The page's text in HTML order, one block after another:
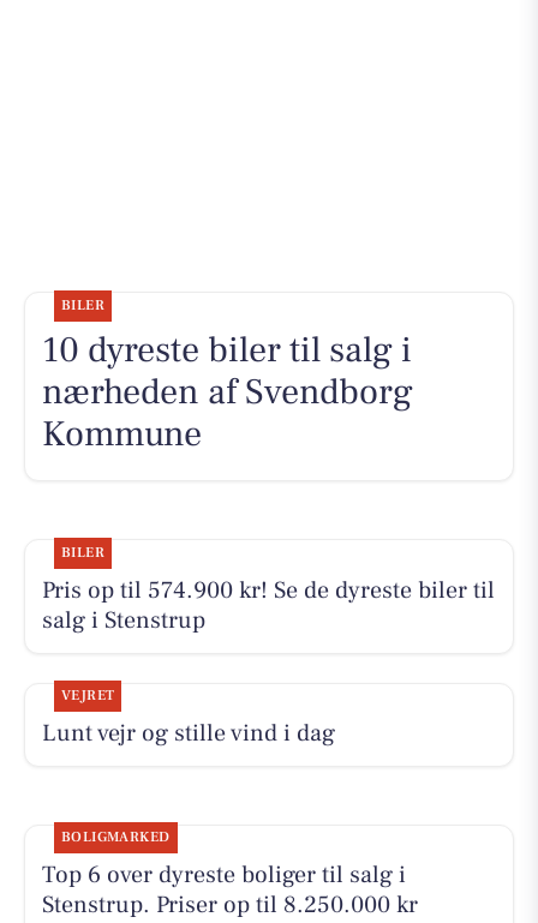
BILER
10 dyreste biler til salg i
nærheden af Svendborg
Kommune
BILER
Pris op til 574.900 kr! Se de dyreste biler til
salg i Stenstrup
VEJRET
Lunt vejr og stille vind i dag
BOLIGMARKED
Top 6 over dyreste boliger til salg i
Stenstrup. Priser op til 8.250.000 kr